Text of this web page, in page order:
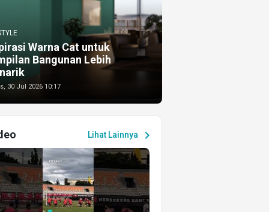
Warna Cat untuk
Bangunan Lebih
30 Jul 2026 10:17
Lihat Lainnya chevron_right